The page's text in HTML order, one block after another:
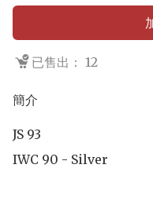
已售出： 12
簡介
JS 93
IWC 90 - Silver